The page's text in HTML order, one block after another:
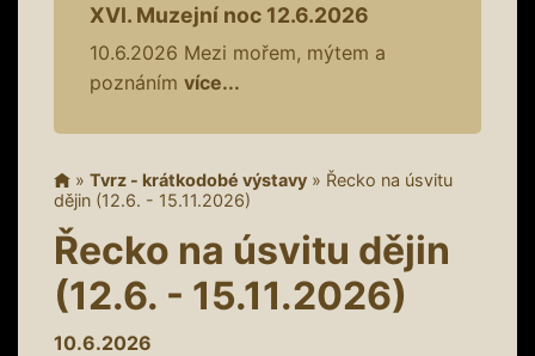
XVI. Muzejní noc 12.6.2026
10.6.2026 Mezi mořem, mýtem a
poznáním více...
» Tvrz - krátkodobé výstavy » Řecko na úsvitu
dějin (12.6. - 15.11.2026)
Řecko na úsvitu dějin
(12.6. - 15.11.2026)
10.6.2026